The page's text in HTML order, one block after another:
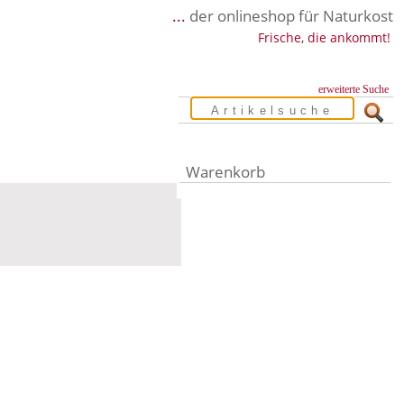
... der onlineshop für Naturkost
Frische, die ankommt!
erweiterte Suche
Warenkorb